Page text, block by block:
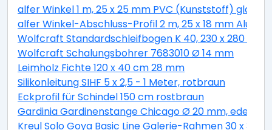
alfer Winkel 1 m, 25 x 25 mm PVC (Kunststoff) glatt
alfer Winkel-Abschluss-Profil 2 m, 25 x 18 mm
Wolfcraft Standardschleifbogen K 40, 230 x 280 cm
Wolfcraft Schalungsbohrer 7683010 Ø 14 mm
Leimholz Fichte 120 x 40 cm 28 mm
Silikonleitung SIHF 5 x 2,5 - 1 Meter, rotbraun
Eckprofil für Schindel 150 cm rostbraun
Gardinia Gardinenstange Chicago Ø 20 mm,
Kreul Solo Goya Basic Line Galerie-Rahmen 30 x 30